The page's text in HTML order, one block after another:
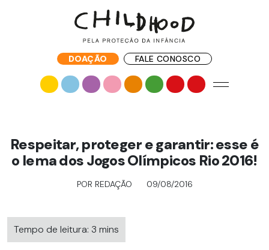
DOAÇÃO FALE CONOSCO
Respeitar, proteger e garantir: esse é
o lema dos Jogos Olímpicos Rio 2016!
POR REDAÇÃO 09/08/2016
Tempo de leitura: 3 mins